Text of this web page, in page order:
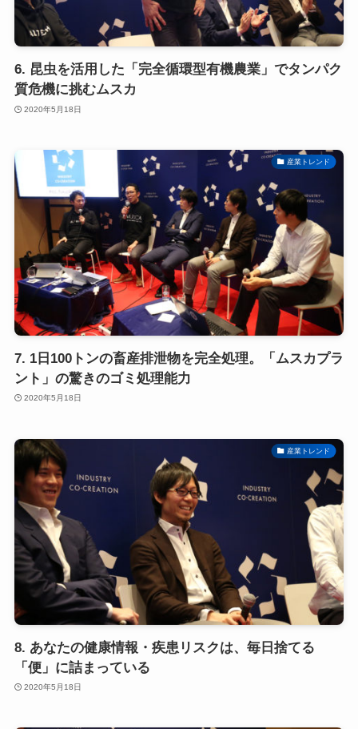
6. 昆虫を活用した「完全循環型有機農業」でタンパク
質危機に挑むムスカ
2020年5月18日
産業トレンド
7. 1日100トンの畜産排泄物を完全処理。「ムスカプラ
ント」の驚きのゴミ処理能力
2020年5月18日
産業トレンド
8. あなたの健康情報・疾患リスクは、毎日捨てる
「便」に詰まっている
2020年5月18日